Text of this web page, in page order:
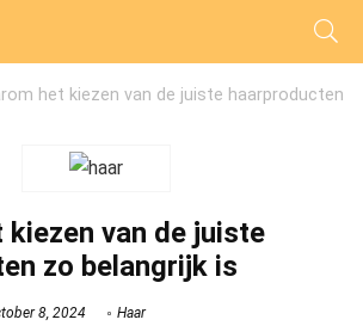
het kiezen van de juiste haarproducten
kiezen van de juiste
zo belangrijk is
8, 2024 Haar